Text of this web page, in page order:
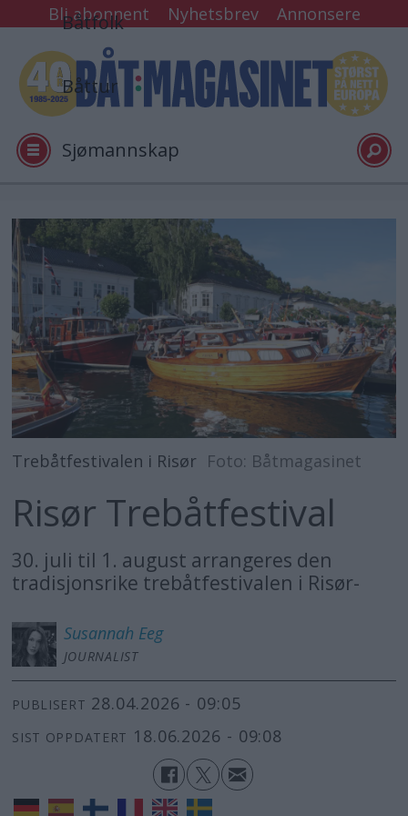
Bli abonnent Nyhetsbrev Annonsere
Båtfolk
Båttur
Sjømannskap
Tester
Arkiv
Video
Logg inn
Trebåtfestivalen i Risør Foto: Båtmagasinet
Risør Trebåtfestival
30. juli til 1. august arrangeres den
tradisjonsrike trebåtfestivalen i Risør-
Susannah Eeg
JOURNALIST
PUBLISERT 28.04.2026 - 09:05
SIST OPPDATERT 18.06.2026 - 09:08